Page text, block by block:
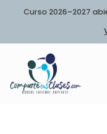
al
contenido
Curso 2026–2027